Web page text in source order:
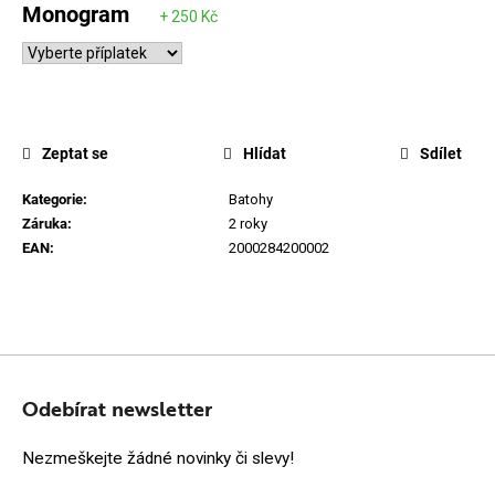
Monogram
Kategorie:
Batohy
Záruka:
2 roky
EAN: 2000284200002
Zeptat se Hlídat Sdílet
Z
Odebírat newsletter
Nezmeškejte žádné novinky či slevy!